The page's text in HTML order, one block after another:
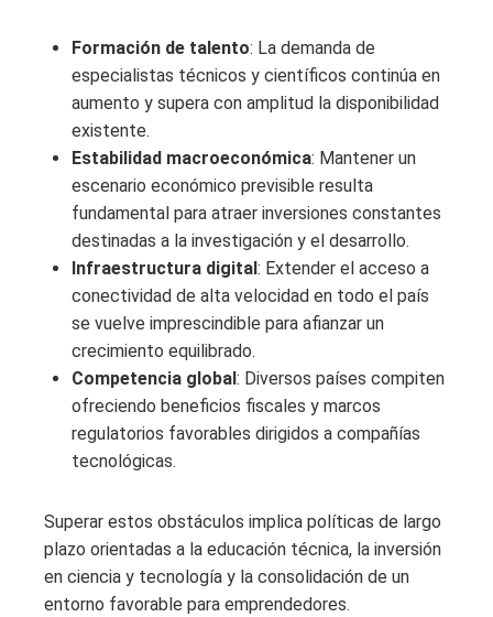
Formación de talento: La demanda de
especialistas técnicos y científicos continúa en
aumento y supera con amplitud la disponibilidad
existente.
Estabilidad macroeconómica: Mantener un
escenario económico previsible resulta
fundamental para atraer inversiones constantes
destinadas a la investigación y el desarrollo.
Infraestructura digital : Extender el acceso a
conectividad de alta velocidad en todo el país
se vuelve imprescindible para afianzar un
crecimiento equilibrado.
Competencia global : Diversos países compiten
ofreciendo beneficios fiscales y marcos
regulatorios favorables dirigidos a compañías
tecnológicas.
Superar estos obstáculos implica políticas de largo
plazo orientadas a la educación técnica, la inversión
en ciencia y tecnología y la consolidación de un
entorno favorable para emprendedores.